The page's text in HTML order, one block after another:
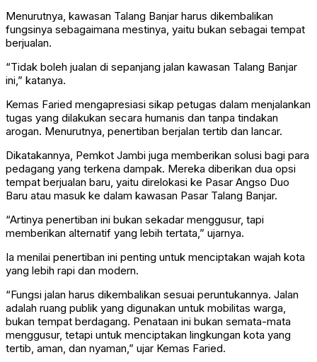
Menurutnya, kawasan Talang Banjar harus dikembalikan
fungsinya sebagaimana mestinya, yaitu bukan sebagai tempat
berjualan.
“Tidak boleh jualan di sepanjang jalan kawasan Talang Banjar
ini,” katanya.
Kemas Faried mengapresiasi sikap petugas dalam menjalankan
tugas yang dilakukan secara humanis dan tanpa tindakan
arogan. Menurutnya, penertiban berjalan tertib dan lancar.
Dikatakannya, Pemkot Jambi juga memberikan solusi bagi para
pedagang yang terkena dampak. Mereka diberikan dua opsi
tempat berjualan baru, yaitu direlokasi ke Pasar Angso Duo
Baru atau masuk ke dalam kawasan Pasar Talang Banjar.
“Artinya penertiban ini bukan sekadar menggusur, tapi
memberikan alternatif yang lebih tertata,” ujarnya.
Ia menilai penertiban ini penting untuk menciptakan wajah kota
yang lebih rapi dan modern.
“Fungsi jalan harus dikembalikan sesuai peruntukannya. Jalan
adalah ruang publik yang digunakan untuk mobilitas warga,
bukan tempat berdagang. Penataan ini bukan semata-mata
menggusur, tetapi untuk menciptakan lingkungan kota yang
tertib, aman, dan nyaman,” ujar Kemas Faried.